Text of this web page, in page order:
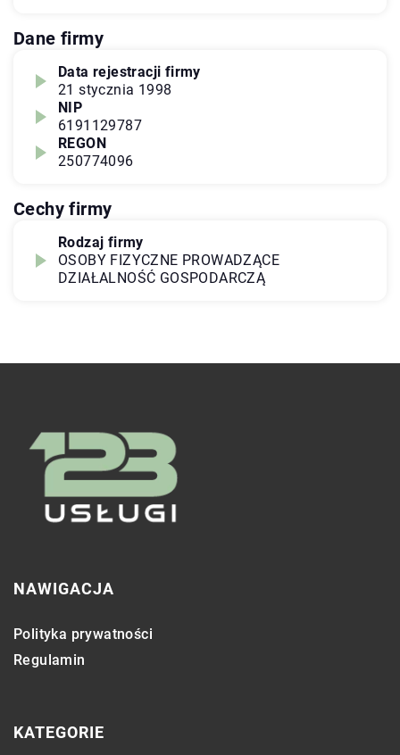
Dane firmy
Data rejestracji firmy
21 stycznia 1998
NIP
6191129787
REGON
250774096
Cechy firmy
Rodzaj firmy
OSOBY FIZYCZNE PROWADZĄCE
DZIAŁALNOŚĆ GOSPODARCZĄ
NAWIGACJA
Polityka prywatności
Regulamin
KATEGORIE